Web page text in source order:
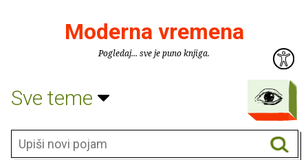
Moderna vremena
Pogledaj... sve je puno knjiga.
Sve teme